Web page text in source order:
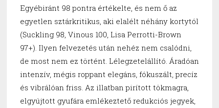
Egyébiránt 98 pontra értékelte, és nem ő az
egyetlen sztárkritikus, aki elalélt néhány kortytól
(Suckling 98, Vinous 100, Lisa Perrotti-Brown
97+). Ilyen felvezetés után nehéz nem csalódni,
de most nem ez történt. Lélegzetelállító. Áradóan
intenzív, mégis roppant elegáns, fókuszált, precíz
és vibrálóan friss. Az illatban pirított tökmagra,
elgyújtott gyufára emlékeztető redukciós jegyek,